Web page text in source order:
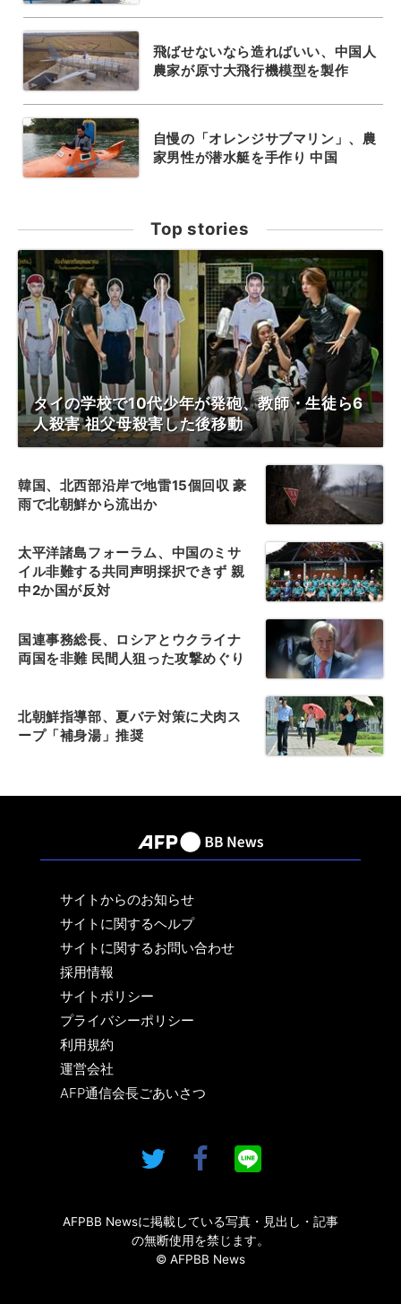
飛ばせないなら造ればいい、中国人
農家が原寸大飛行機模型を製作
自慢の「オレンジサブマリン」、農
家男性が潜水艇を手作り 中国
Top stories
タイの学校で10代少年が発砲、教師・生徒ら6
人殺害 祖父母殺害した後移動
韓国、北西部沿岸で地雷15個回収 豪
雨で北朝鮮から流出か
太平洋諸島フォーラム、中国のミサ
イル非難する共同声明採択できず 親
中2か国が反対
国連事務総長、ロシアとウクライナ
両国を非難 民間人狙った攻撃めぐり
北朝鮮指導部、夏バテ対策に犬肉ス
ープ「補身湯」推奨
サイトからのお知らせ
サイトに関するヘルプ
サイトに関するお問い合わせ
採用情報
サイトポリシー
プライバシーポリシー
利用規約
運営会社
AFP通信会長ごあいさつ
AFPBB Newsに掲載している写真・見出し・記事
の無断使用を禁じます。
© AFPBB News